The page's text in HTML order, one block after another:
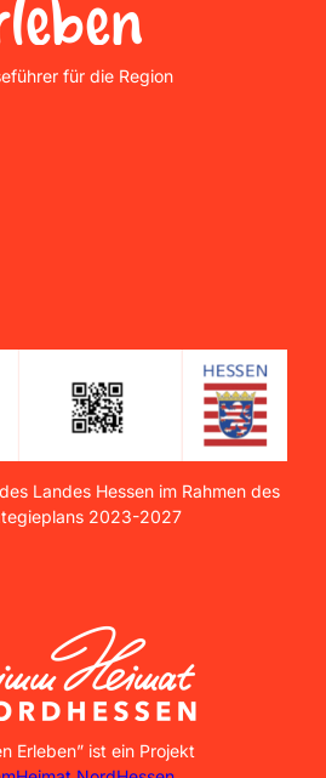
für die Region
Landes Hessen im Rahmen des
2023-2027
Erleben” ist ein Projekt